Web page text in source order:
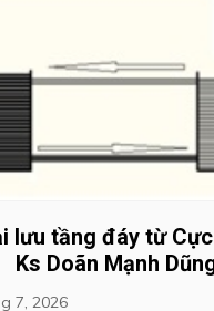
lưu tầng đáy từ
Doãn Mạnh
7, 2026